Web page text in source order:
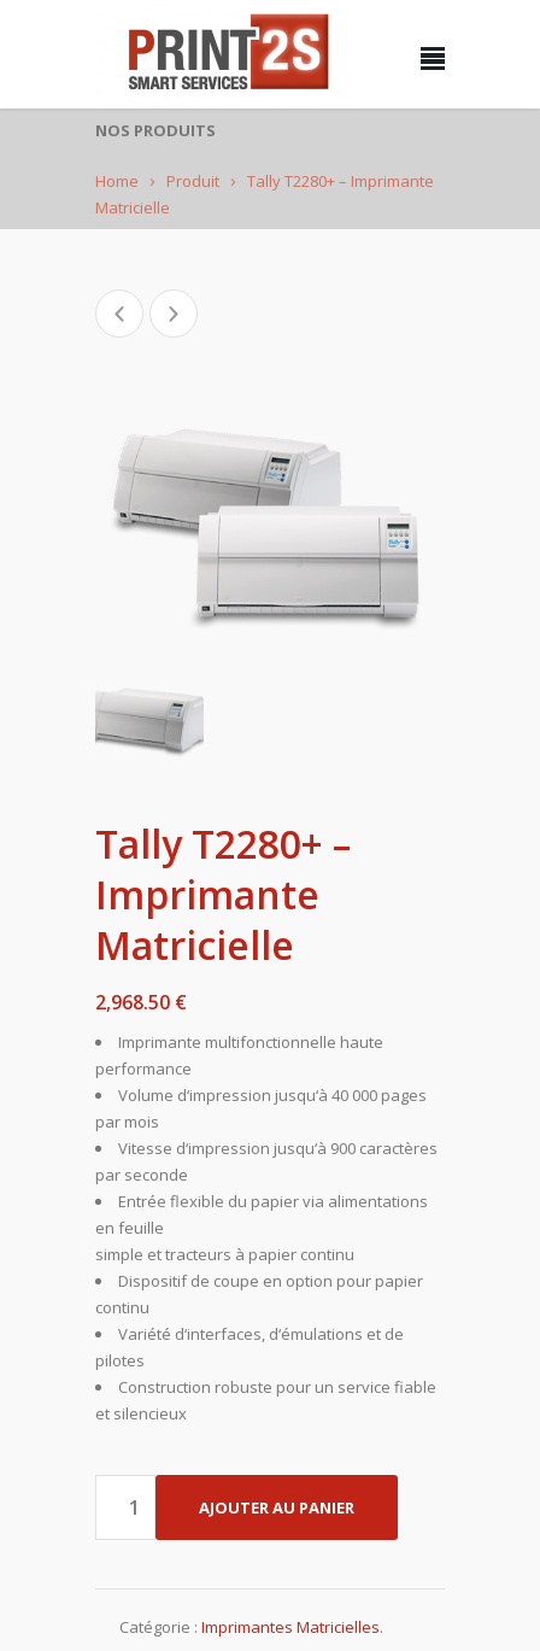
NOS PRODUITS
Home Produit
Tally T2280+ – Imprimante
Matricielle
Tally T2280+ –
Imprimante
Matricielle
2,968.50 €
Imprimante multifonctionnelle haute
performance
Volume d‘impression jusqu‘à 40 000 pages
par mois
Vitesse d‘impression jusqu‘à 900 caractères
par seconde
Entrée flexible du papier via alimentations
en feuille
simple et tracteurs à papier continu
Dispositif de coupe en option pour papier
continu
Variété d‘interfaces, d‘émulations et de
pilotes
Construction robuste pour un service fiable
et silencieux
AJOUTER AU PANIER
Catégorie : Imprimantes Matricielles.